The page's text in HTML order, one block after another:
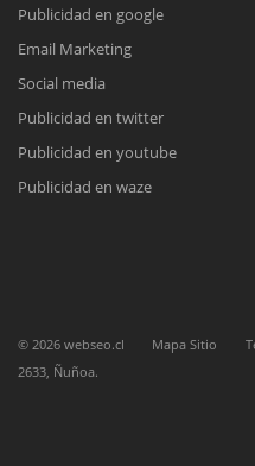
Nuestros ejecutivos le
Complete el formulario y
Todos nuestros ejecutivos
para enviarnos un correo
Publicidad en google
Email Marketing
Social media
Publicidad en twitter
Publicidad en youtube
Publicidad en waze
© 2026 webseo.cl Mapa Sitio
2633, Ñuñoa.